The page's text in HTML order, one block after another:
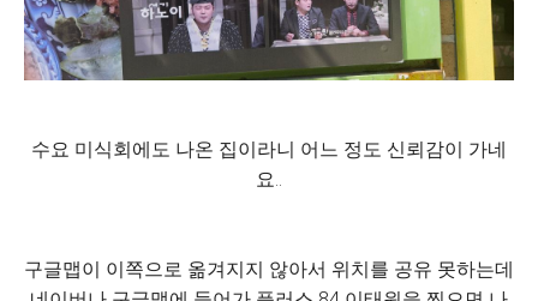
수요 미식회에도 나온 집이라니 어느 정도 신뢰감이 가네
요..
구글맵이 이쪽으로 옮겨지지 않아서 위치를 공유 못하는데